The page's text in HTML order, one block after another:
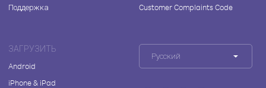
Поддержка
Customer Complaints Code
ЗАГРУЗИТЬ
Android
iPhone & iPad
Русский